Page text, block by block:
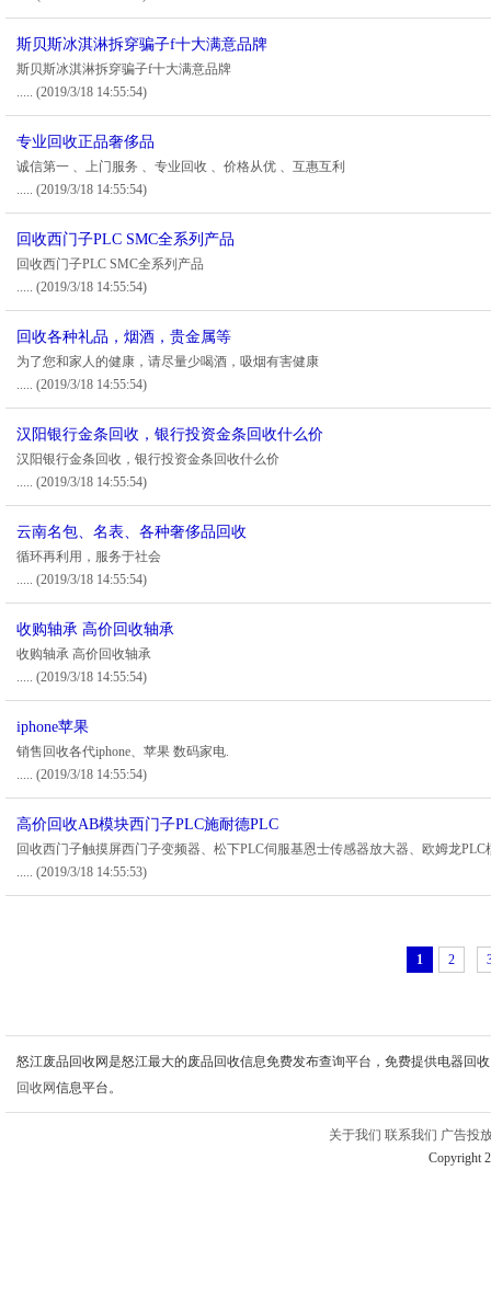
斯贝斯冰淇淋拆穿骗子f十大满意品牌
斯贝斯冰淇淋拆穿骗子f十大满意品牌
..... (2019/3/18 14:55:54)
专业回收正品奢侈品
诚信第一 、上门服务 、专业回收 、价格从优 、互惠互利
..... (2019/3/18 14:55:54)
回收西门子PLC SMC全系列产品
回收西门子PLC SMC全系列产品
..... (2019/3/18 14:55:54)
回收各种礼品，烟酒，贵金属等
为了您和家人的健康，请尽量少喝酒，吸烟有害健康
..... (2019/3/18 14:55:54)
汉阳银行金条回收，银行投资金条回收什么价
汉阳银行金条回收，银行投资金条回收什么价
..... (2019/3/18 14:55:54)
云南名包、名表、各种奢侈品回收
循环再利用，服务于社会
..... (2019/3/18 14:55:54)
收购轴承 高价回收轴承
收购轴承 高价回收轴承
..... (2019/3/18 14:55:54)
iphone苹果
销售回收各代iphone、苹果 数码家电.
..... (2019/3/18 14:55:54)
高价回收AB模块西门子PLC施耐德PLC
回收西门子触摸屏西门子变频器、松下PLC伺服基恩士传感器放大器、欧姆龙PLC
..... (2019/3/18 14:55:53)
1 2
怒江废品回收网是怒江最大的废品回收信息免费发布查询平台，免费提供电器回
回收网信息平台。
关于我们 联系我们 广告投
Copyright